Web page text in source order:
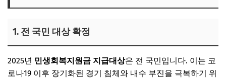
1. 전 국민 대상 확정
2025년 민생회복지원금 지급대상은 전 국민입니다. 이는 코
로나19 이후 장기화된 경기 침체와 내수 부진을 극복하기 위